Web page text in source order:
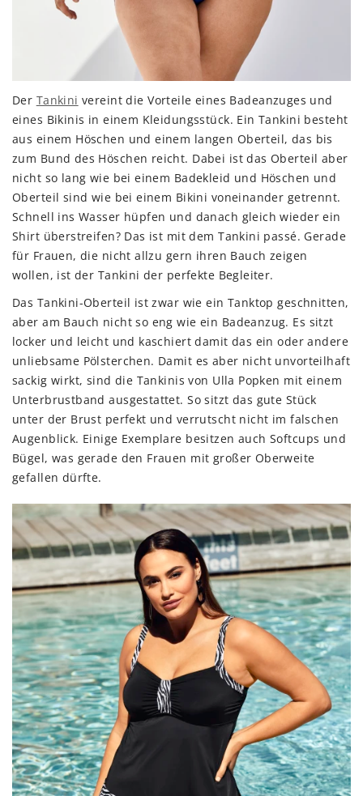
Der Tankini vereint die Vorteile eines Badeanzuges und
eines Bikinis in einem Kleidungsstück. Ein Tankini besteht
aus einem Höschen und einem langen Oberteil, das bis
zum Bund des Höschen reicht. Dabei ist das Oberteil aber
nicht so lang wie bei einem Badekleid und Höschen und
Oberteil sind wie bei einem Bikini voneinander getrennt.
Schnell ins Wasser hüpfen und danach gleich wieder ein
Shirt überstreifen? Das ist mit dem Tankini passé. Gerade
für Frauen, die nicht allzu gern ihren Bauch zeigen
wollen, ist der Tankini der perfekte Begleiter.
Das Tankini-Oberteil ist zwar wie ein Tanktop geschnitten,
aber am Bauch nicht so eng wie ein Badeanzug. Es sitzt
locker und leicht und kaschiert damit das ein oder andere
unliebsame Pölsterchen. Damit es aber nicht unvorteilhaft
sackig wirkt, sind die Tankinis von Ulla Popken mit einem
Unterbrustband ausgestattet. So sitzt das gute Stück
unter der Brust perfekt und verrutscht nicht im falschen
Augenblick. Einige Exemplare besitzen auch Softcups und
Bügel, was gerade den Frauen mit großer Oberweite
gefallen dürfte.